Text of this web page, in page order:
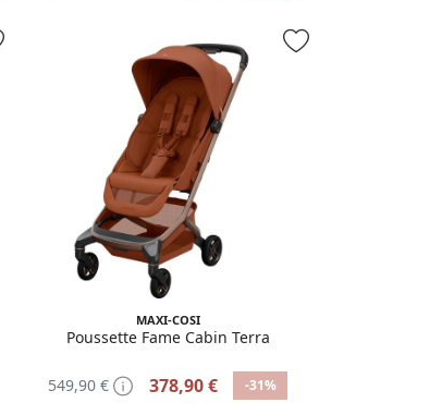
MAXI-COSI
Poussette Fame Cabin Terra
549,90 € 378,90 € -31%